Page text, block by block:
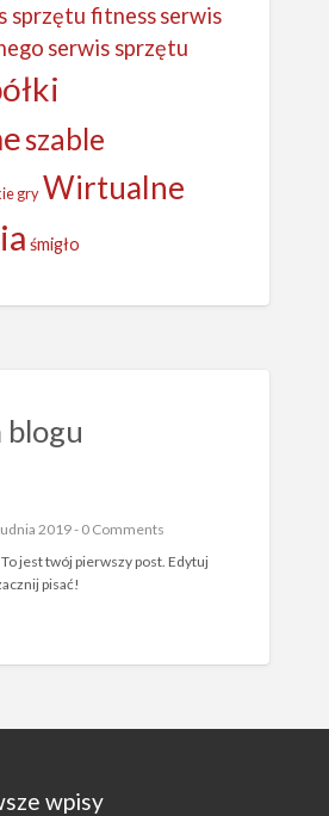
sprzętu fitness serwis
serwis sprzętu
szable
gry Wirtualne
śmigło
2019 -0 Comments
jest twój pierwszy post. Edytuj
pisać!
wpisy